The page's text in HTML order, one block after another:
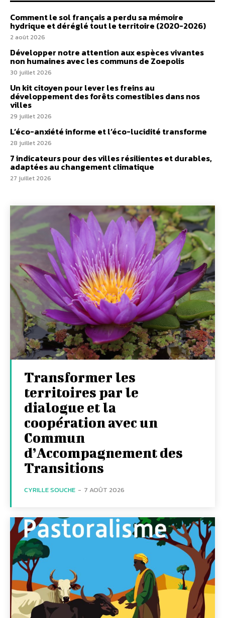
Comment le sol français a perdu sa mémoire
hydrique et déréglé tout le territoire (2020-2026)
2 août 2026
Développer notre attention aux espèces vivantes
non humaines avec les communs de Zoepolis
30 juillet 2026
Un kit citoyen pour lever les freins au
développement des forêts comestibles dans nos
villes
29 juillet 2026
L’éco-anxiété informe et l’éco-lucidité transforme
28 juillet 2026
7 indicateurs pour des villes résilientes et durables,
adaptées au changement climatique
27 juillet 2026
Transformer les
territoires par le
dialogue et la
coopération avec un
Commun
d’Accompagnement des
Transitions
CYRILLE SOUCHE - 7 AOÛT 2026